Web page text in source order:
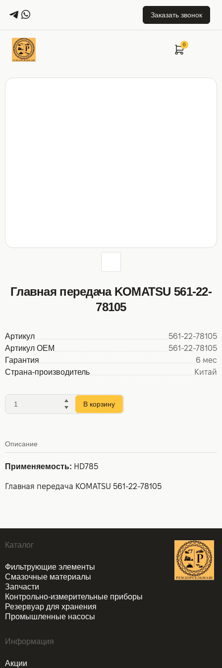
Заказать звонок
Главная передача KOMATSU 561-22-
78105
Артикул
561-22-78105
Артикул OEM
561-22-78105
Гарантия
6 мес
Страна-производитель
Китай
В корзину
Описание
Применяемость: HD785
Главная передача KOMATSU 561-22-78105
Каталог
Фильтрующие элементы
Смазочные материалы
Запчасти
Контрольно-измерительные приборы
Резервуар для хранения
Промышленные насосы
Информация
Акции